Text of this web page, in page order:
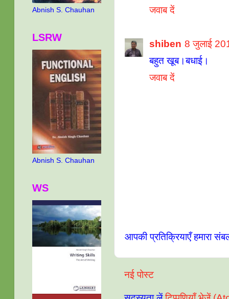
जवाब दें
shiben 8 जुलाई
बहुत खूब।बधाई।
जवाब दें
आपकी प्रतिक्रियाएँ हमारा
नई पोस्ट
Abnish S. Chauhan
LSRW
Abnish S. Chauhan
WS